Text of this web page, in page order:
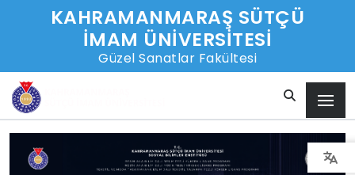
KAHRAMANMARAŞ SÜTÇÜ
İMAM ÜNİVERSİTESİ
Güzel Sanatlar Fakültesi